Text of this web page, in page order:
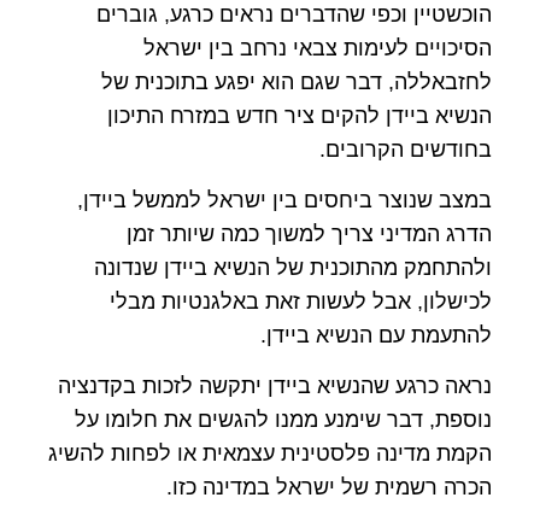
הוכשטיין וכפי שהדברים נראים כרגע, גוברים
הסיכויים לעימות צבאי נרחב בין ישראל
לחזבאללה, דבר שגם הוא יפגע בתוכנית של
הנשיא ביידן להקים ציר חדש במזרח התיכון
בחודשים הקרובים.
במצב שנוצר ביחסים בין ישראל לממשל ביידן,
הדרג המדיני צריך למשוך כמה שיותר זמן
ולהתחמק מהתוכנית של הנשיא ביידן שנדונה
לכישלון, אבל לעשות זאת באלגנטיות מבלי
להתעמת עם הנשיא ביידן.
נראה כרגע שהנשיא ביידן יתקשה לזכות בקדנציה
נוספת, דבר שימנע ממנו להגשים את חלומו על
הקמת מדינה פלסטינית עצמאית או לפחות להשיג
הכרה רשמית של ישראל במדינה כזו.